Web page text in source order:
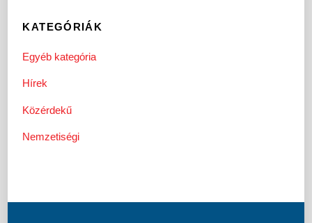
KATEGÓRIÁK
Egyéb kategória
Hírek
Közérdekű
Nemzetiségi